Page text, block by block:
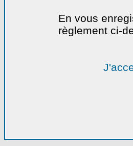
En vous
règlement ci-